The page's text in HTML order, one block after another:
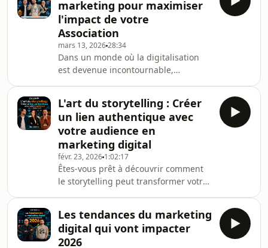
Sacem Luxembourg. Ensemble, nous
plongeons au cœur des enjeux
cruciaux liés à la protection des droits
d'auteur et à la création artistique
face aux avancées technologiques. La
Sacem, en tant que société de gesti
marketing pour maximiser
l'impact de votre
Association
mars 13, 202628:34
Dans un monde où la digitalisation
est devenue incontournable,
pour maximiser leur impact ? Dans
cet épisode de Café Klatsch, nous
plongeons au cœur de la
transformation digitale des
associations, en mettant en lumière le
programme Google for Non-Profit. Ce
programme offre des ressources
inestimables, comme Google
Workspace e
L'art du storytelling : Créer
un lien authentique avec
votre audience en
marketing digital
févr. 23, 2026 1:02:17
Êtes-vous prêt à découvrir comment
le storytelling peut transformer votre
nous plongeons dans l'univers
fascinant du storytelling avec Olga
Jeczmyk, une experte en
Les tendances du marketing
digital qui vont impacter
2026